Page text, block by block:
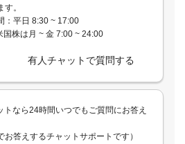
。
：平日 8:30 ~ 17:00
国株は月 ~ 金 7:00 ~ 24:00
有人チャットで質問する
トなら24時間いつでもご質問にお答え
お答えするチャットサポートです）